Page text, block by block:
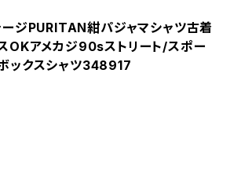
ジPURITAN紺パジャマシャツ古着
OKアメカジ90sストリート/スポー
ックスシャツ348917